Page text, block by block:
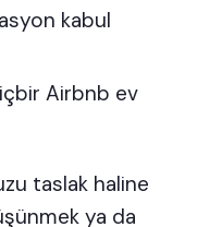
kabul
Airbnb ev
taslak haline
ya da